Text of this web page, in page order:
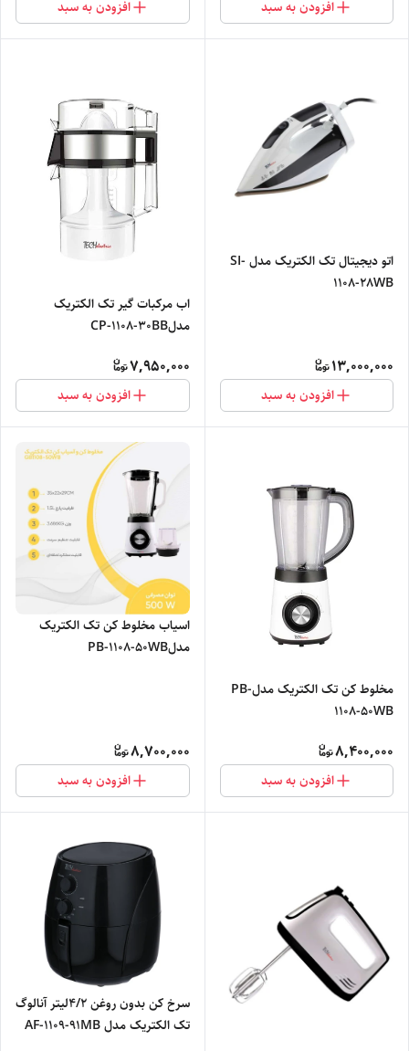
افزودن به سبد افزودن به سبد
اتو دیجیتال تک الکتریک مدل SI-
1108-28WB
13,000,000
افزودن به سبد
اب مرکبات گیر تک الکتریک
مدلCP-1108-30BB
7,950,000
افزودن به سبد
مخلوط کن تک الکتریک مدلPB-
1108-50WB
8,400,000
افزودن به سبد
اسیاب مخلوط کن تک الکتریک
مدلPB-1108-50WB
8,700,000
افزودن به سبد
سرخ کن بدون روغن ۴/۲لیتر آنالوگ
تک الکتریک مدل AF-1109-91MB